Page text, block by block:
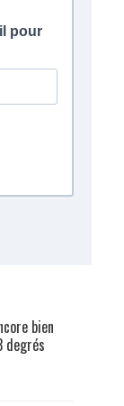
bien
degrés